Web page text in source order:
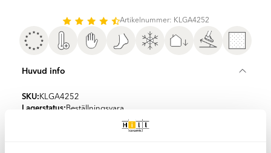
Artikelnummer: KLGA4252
Huvud info
SKU: KLGA4252
Lagerstatus:Beställningsvara
14 dagar (kund betalar 20% av ordervärde)
Kullaberg Terracotta